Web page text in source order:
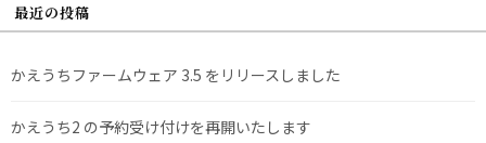
最近の投稿
かえうちファームウェア 3.5 をリリースしました
かえうち2 の予約受け付けを再開いたします